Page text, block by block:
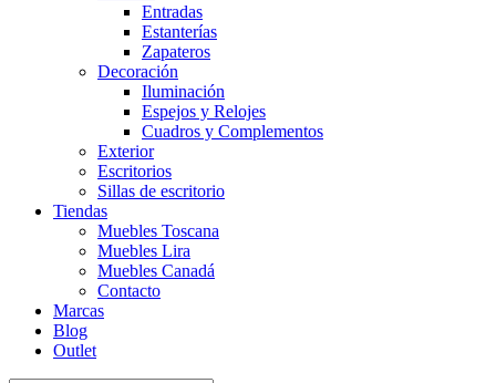
Entradas
Estanterías
Zapateros
Decoración
Iluminación
Espejos y Relojes
Cuadros y Complementos
Exterior
Escritorios
Sillas de escritorio
Tiendas
Muebles Toscana
Muebles Lira
Muebles Canadá
Contacto
Marcas
Blog
Outlet